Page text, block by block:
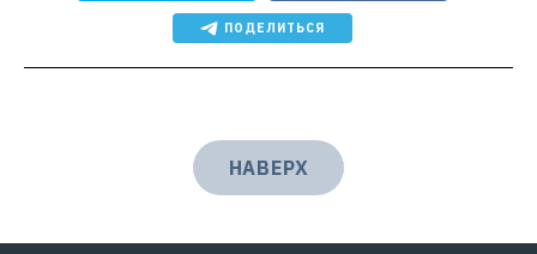
ПОДЕЛИТЬСЯ
НАВЕРХ